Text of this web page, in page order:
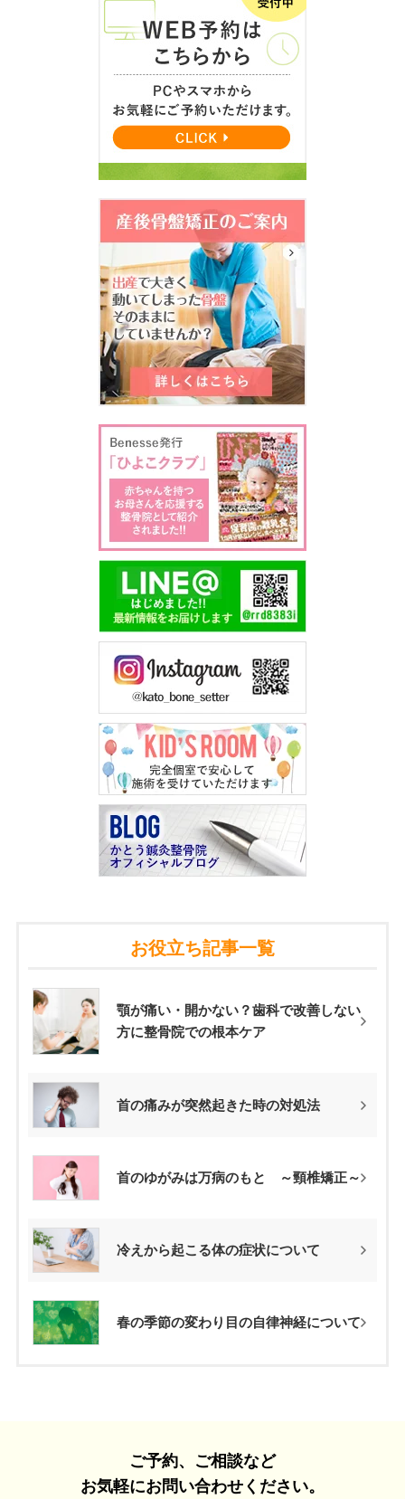
お役立ち記事一覧
顎が痛い・開かない？歯科で改善しない
方に整骨院での根本ケア
首の痛みが突然起きた時の対処法
首のゆがみは万病のもと ～頸椎矯正～
冷えから起こる体の症状について
春の季節の変わり目の自律神経について
ご予約、ご相談など
お気軽にお問い合わせください。